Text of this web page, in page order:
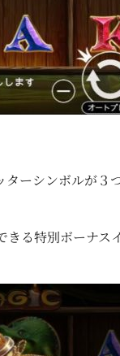
ターシンボルが３
る特別ボーナ